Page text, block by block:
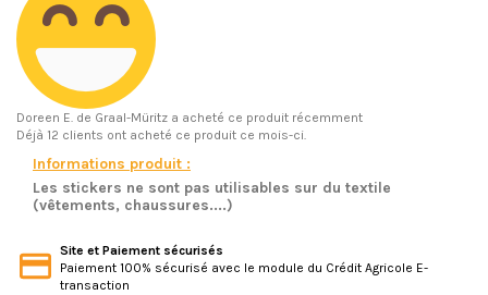
Doreen E. de Graal-Müritz a acheté ce produit récemment
Déjà 12 clients ont acheté ce produit ce mois-ci.
Informations produit :
Les stickers ne sont pas utilisables sur du textile
(vêtements, chaussures....)
Site et Paiement sécurisés
Paiement 100% sécurisé avec le module du Crédit Agricole E-
transaction